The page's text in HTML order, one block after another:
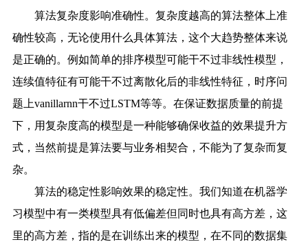
算法复杂度影响准确性。复杂度越高的算法整体上准
确性较高，无论使用什么具体算法，这个大趋势整体来说
是正确的。例如简单的排序模型可能干不过非线性模型，
连续值特征有可能干不过离散化后的非线性特征，时序问
题上vanillarnn干不过LSTM等等。在保证数据质量的前提
下，用复杂度高的模型是一种能够确保收益的效果提升方
式，当然前提是算法要与业务相契合，不能为了复杂而复
杂。
算法的稳定性影响效果的稳定性。我们知道在机器学
习模型中有一类模型具有低偏差但同时也具有高方差，这
里的高方差，指的是在训练出来的模型，在不同的数据集